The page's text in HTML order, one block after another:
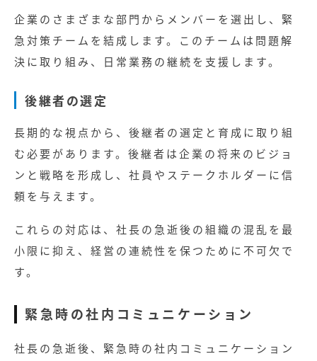
企業のさまざまな部門からメンバーを選出し、緊
急対策チームを結成します。このチームは問題解
決に取り組み、日常業務の継続を支援します。
後継者の選定
長期的な視点から、後継者の選定と育成に取り組
む必要があります。後継者は企業の将来のビジョ
ンと戦略を形成し、社員やステークホルダーに信
頼を与えます。
これらの対応は、社長の急逝後の組織の混乱を最
小限に抑え、経営の連続性を保つために不可欠で
す。
緊急時の社内コミュニケーション
社長の急逝後、緊急時の社内コミュニケーション